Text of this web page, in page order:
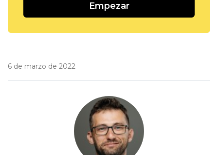
Empezar
6 de marzo de 2022